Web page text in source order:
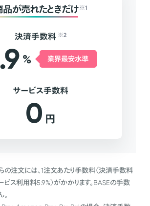
品が売れたときだけ ※1
決済手数料 ※2
% 業界最安水準
サービス手数料
0 円
の注文には、1注文あたり手数料（決済手数料
ス利用料5.9%）がかかります。BASEの手数